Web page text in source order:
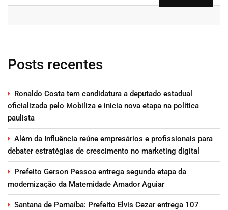
Posts recentes
Ronaldo Costa tem candidatura a deputado estadual
oficializada pelo Mobiliza e inicia nova etapa na política
paulista
Além da Influência reúne empresários e profissionais para
debater estratégias de crescimento no marketing digital
Prefeito Gerson Pessoa entrega segunda etapa da
modernização da Maternidade Amador Aguiar
Santana de Parnaíba: Prefeito Elvis Cezar entrega 107